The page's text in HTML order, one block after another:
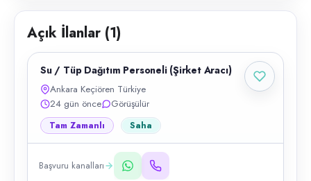
Açık İlanlar (1)
Su / Tüp Dağıtım Personeli (Şirket Aracı)
Ankara Keçiören Türkiye
24 gün önce
Görüşülür
Tam Zamanlı Saha
Başvuru kanalları